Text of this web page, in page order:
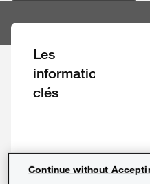
Les
informations
clés
Continue without